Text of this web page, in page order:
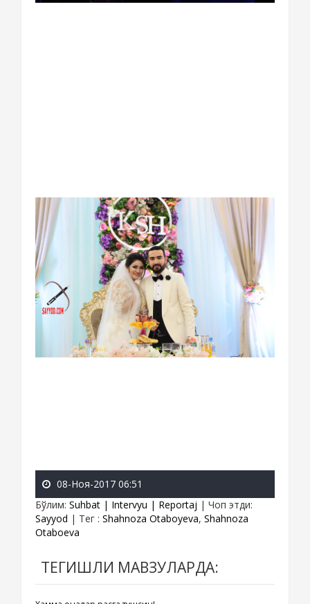
08-Ноя-2017 06:51
Бўлим: Suhbat | Intervyu | Reportaj | Чоп этди:
Sayyod | Тег : Shahnoza Otaboyeva, Shahnoza
Otaboeva
ТЕГИШЛИ МАВЗУЛАРДА: